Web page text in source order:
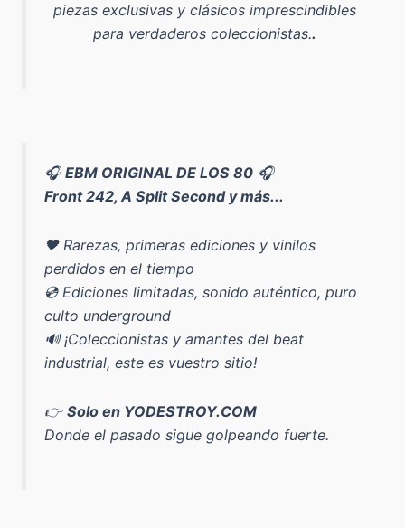
piezas exclusivas y clásicos imprescindibles
para verdaderos coleccionistas..
🎧EBM ORIGINAL DE LOS 80 🎧
Front 242, A Split Second y más...
🖤 Rarezas, primeras ediciones y vinilos
perdidos en el tiempo
💿 Ediciones limitadas, sonido auténtico, puro
culto underground
🔊 ¡Coleccionistas y amantes del beat
industrial, este es vuestro sitio!
👉Solo en YODESTROY.COM
Donde el pasado sigue golpeando fuerte.